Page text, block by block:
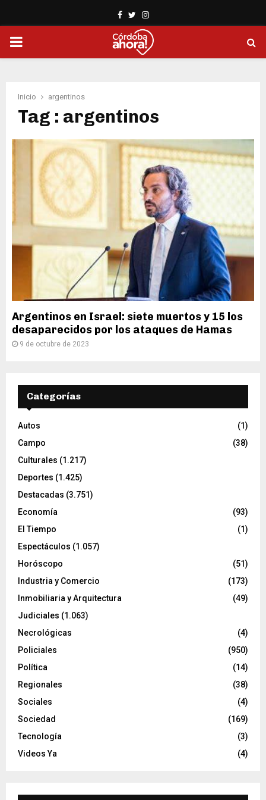
Facebook
TwitterInstagram
PRIMARY
Inicio argentinos
Tag : argentinos
Argentinos en Israel: siete muertos y 15 los
desaparecidos por los ataques de Hamas
9 de octubre de 2023
Categorías
Autos
(1)
Campo
(38)
Culturales (1.217)
Deportes (1.425)
Destacadas (3.751)
Economía
(93)
El Tiempo
(1)
Espectáculos (1.057)
Horóscopo
(51)
Industria y Comercio
(173)
Inmobiliaria y Arquitectura
(49)
Judiciales (1.063)
Necrológicas
(4)
Policiales
(950)
Política
(14)
Regionales
(38)
Sociales
(4)
Sociedad
(169)
Tecnología
(3)
Videos Ya
(4)